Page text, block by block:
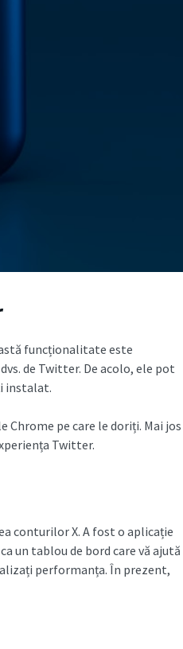
funcționalitate este
de Twitter. De acolo, ele pot
instalat.
pe care le doriți. Mai jos
Twitter.
conturilor X. A fost o aplicație
un tablou de bord care vă ajută
performanța. În prezent,